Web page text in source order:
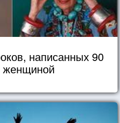
написанных 90
женщиной